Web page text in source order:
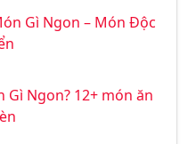
Gì Ngon – Món Độc
Gì Ngon? 12+ món ăn